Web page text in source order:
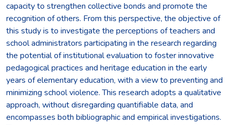
capacity to strengthen collective bonds and promote the
recognition of others. From this perspective, the objective of
this study is to investigate the perceptions of teachers and
school administrators participating in the research regarding
the potential of institutional evaluation to foster innovative
pedagogical practices and heritage education in the early
years of elementary education, with a view to preventing and
minimizing school violence. This research adopts a qualitative
approach, without disregarding quantifiable data, and
encompasses both bibliographic and empirical investigations.